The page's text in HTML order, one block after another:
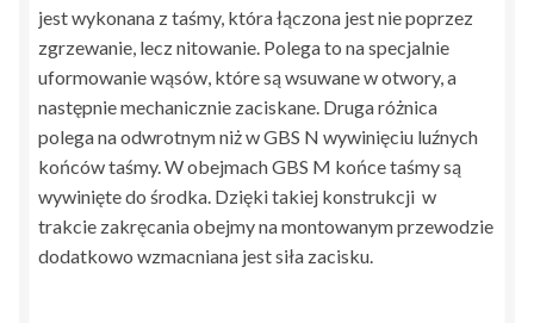
jest wykonana z taśmy, która łączona jest nie poprzez
zgrzewanie, lecz nitowanie. Polega to na specjalnie
uformowanie wąsów, które są wsuwane w otwory, a
następnie mechanicznie zaciskane. Druga różnica
polega na odwrotnym niż w GBS N wywinięciu luźnych
końców taśmy. W obejmach GBS M końce taśmy są
wywinięte do środka. Dzięki takiej konstrukcji w
trakcie zakręcania obejmy na montowanym przewodzie
dodatkowo wzmacniana jest siła zacisku.